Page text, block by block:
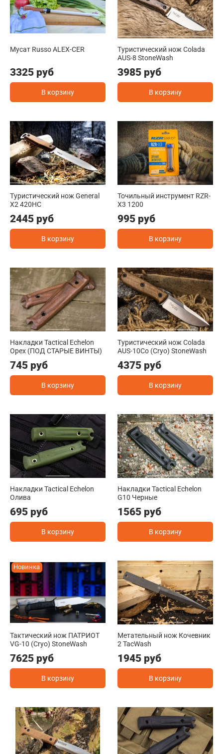
Мусат Russo ALEX-CER
3325 руб
В корзину
Туристический нож Colada
AUS-8 StoneWash
3985 руб
В корзину
Туристический нож General
X2 420HC
2445 руб
В корзину
Точильный инструмент RZR-
X3 1200
995 руб
В корзину
Накладки Tactical Echelon
Орех (ПОД СТАРЫЕ ВИНТЫ)
745 руб
В корзину
Туристический нож Colada
AUS-10Co (Cryo) StoneWash
4375 руб
В корзину
Накладки Tactical Echelon
Олива
695 руб
В корзину
Накладки Tactical Echelon
G10 Черные
1565 руб
В корзину
Новинка
Тактический нож ПАТРИОТ
VG-10 (Cryo) StoneWash
7625 руб
В корзину
Метательный нож Кочевник
2 TacWash
1945 руб
В корзину